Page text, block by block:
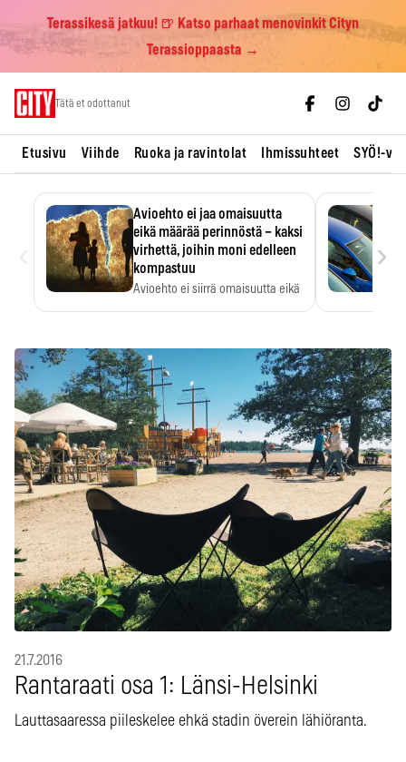
Terassikesä jatkuu! 🍺 Katso parhaat menovinkit Cityn
Terassioppaasta →
Tätä et odottanut
Etusivu Viihde Ruoka ja ravintolat Ihmissuhteet SYÖ!-
Avioehto ei jaa omaisuutta
eikä määrää perinnöstä – kaksi
virhettä, joihin moni edelleen
kompastuu
Avioehto ei siirrä omaisuutta eikä
›
21.7.2016
Rantaraati osa 1: Länsi-Helsinki
Lauttasaaressa piileskelee ehkä stadin överein lähiöranta.